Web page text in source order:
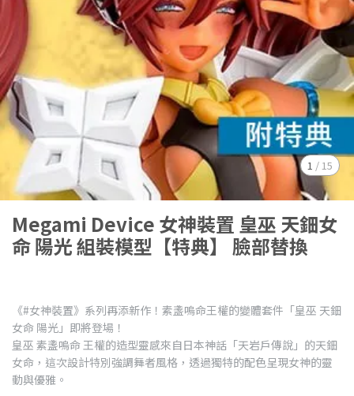
1 / 15
Megami Device 女神裝置 皇巫 天鈿女
命 陽光 組裝模型【特典】 臉部替換
《#女神裝置》系列再添新作！素盞嗚命王權的變體套件「皇巫 天鈿
女命 陽光」即將登場！
皇巫 素盞嗚命 王權的造型靈感來自日本神話「天岩戶傳說」的天鈿
女命，這次設計特別強調舞者風格，透過獨特的配色呈現女神的靈
動與優雅。